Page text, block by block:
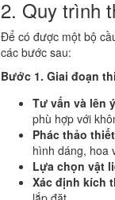
2. Quy trình
Để có được một bộ
các bước sau:
Bước 1. Giai đoạn
Tư vấn và lên
phù hợp với
Phác thảo
hình dáng, hoa
Lựa chọn vật
Xác định kích